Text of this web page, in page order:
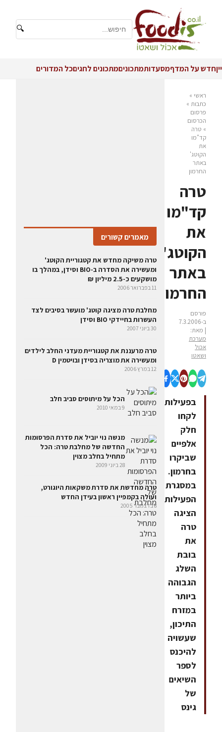
🔍
ייןחדש על המדףמסעדותמתכוניםמתכונים לחגיםכל המדורים
ראשי »
כתבות »
פרסום
הכרסום
» טרה
קד"מו
את
הקוטג'
באתר
החרמון
טרה
קד"מו
את
הקוטג'
באתר
החרמון
פורסם
ב-7.3.2006
| מאת:
מערכת
אכול
ושאטו
בפעילות
לקחו
חלק
אלפיים
שביקרו
בחרמון.
במסגרת
הפעילות
הציגה
טרה
את
בובת
השלג
הגבוהה
ביותר
במזרח
התיכון,
שעשויה
להיכנס
לספר
השיאים
של
גינס
מאמרים קשורים
טרה משיקה מחדש את קטגוריית הקוטג'
ומעשירה את הסדרה ב-BIO וסידן, במהלך בו
מושקעים כ-2.5 מיליון ₪
11 בפברואר 2006
מחלבת טרה מציגה קוטג' מועשר בסיבים לצד
העשרות בחיידקי BIO וסידן
30 ביוני 2007
טרה מרעננת את קטגוריית מעדני החלב לילדים
ומעשירה את מוצריה בסידן ובויטמין D
12 במרץ 2006
הכל על מיתוסים סביב חלב
9 במאי 2010
מנשה נוי יוביל את סדרת הפרסומות
החדשה של מחלבת טרה: הכל
מתחיל בחלב מצוין
28 ביוני 2009
טרה מחדשת את סדרת משקאות היוגורט,
ועולה בקמפיין ראשון בעידן החדש
8 בדצמבר 2005